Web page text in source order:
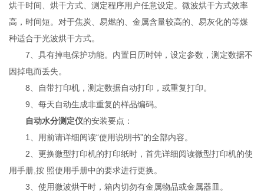
烘干时间、烘干方式、测定程序用户任意设定。微波烘干方式效率
高，时间短。对于焦炭、易燃的、金属含量较高的、易灰化的等煤
种适合于光波烘干方式。
7、具有掉电保护功能。内置日历时钟，设定参数，测定数据不
因掉电而丢失。
8、自带打印机，测定数据自动打印，或重复打印。
9、每天自动生成非重复的样品编码。
自动水分测定仪的安装要点：
1、用前请详细阅读“使用说明书”的全部内容。
2、更换微型打印机的打印纸时，首先详细阅读微型打印机的使
用手册,按 照使用手册中的要求进行更换。
3、使用微波烘干时，箱内切勿有金属物品或金属器皿。